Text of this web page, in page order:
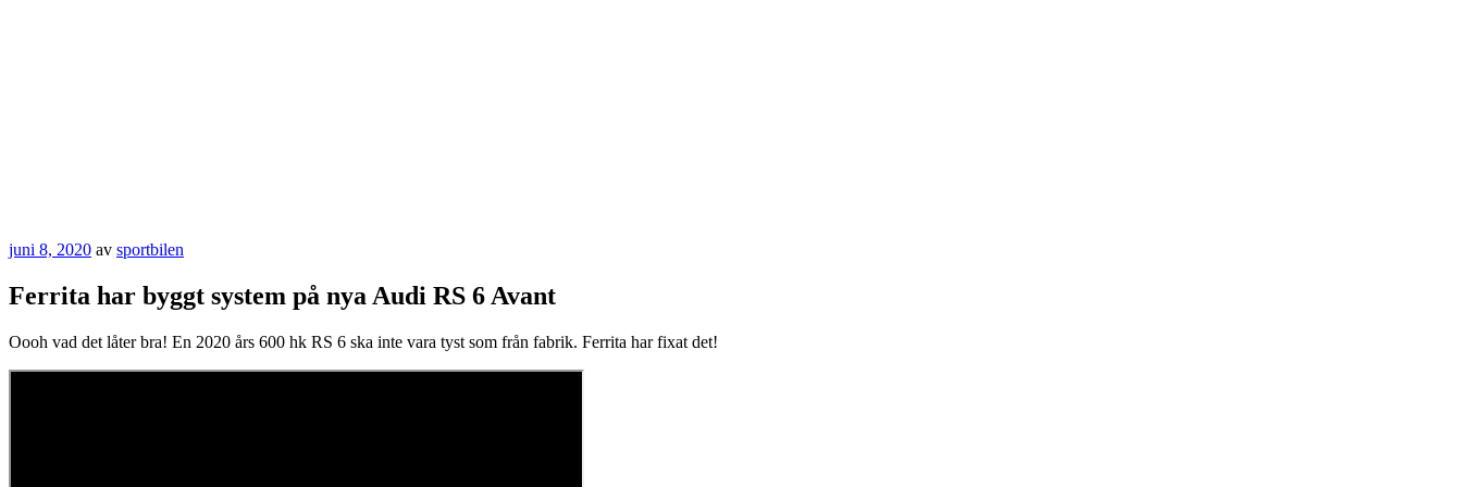
Publicerat
juni 8, 2020 av sportbilen
Ferrita har byggt system på nya Audi RS 6 Avant
Oooh vad det låter bra! En 2020 års 600 hk RS 6 ska inte vara tyst som från fabrik. Ferrita har fixat det!